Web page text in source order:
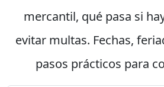
mercantil, qué pasa si
evitar multas. Fechas,
pasos prácticos para